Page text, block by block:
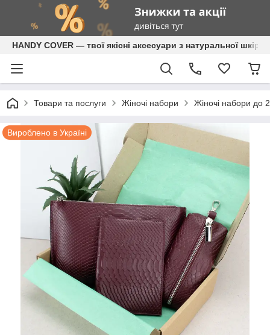
HANDY COVER — твої якісні аксесуари з натуральної шкіри
Товари та послуги Жіночі набори Жіночі набори до
Вироблено в Україні